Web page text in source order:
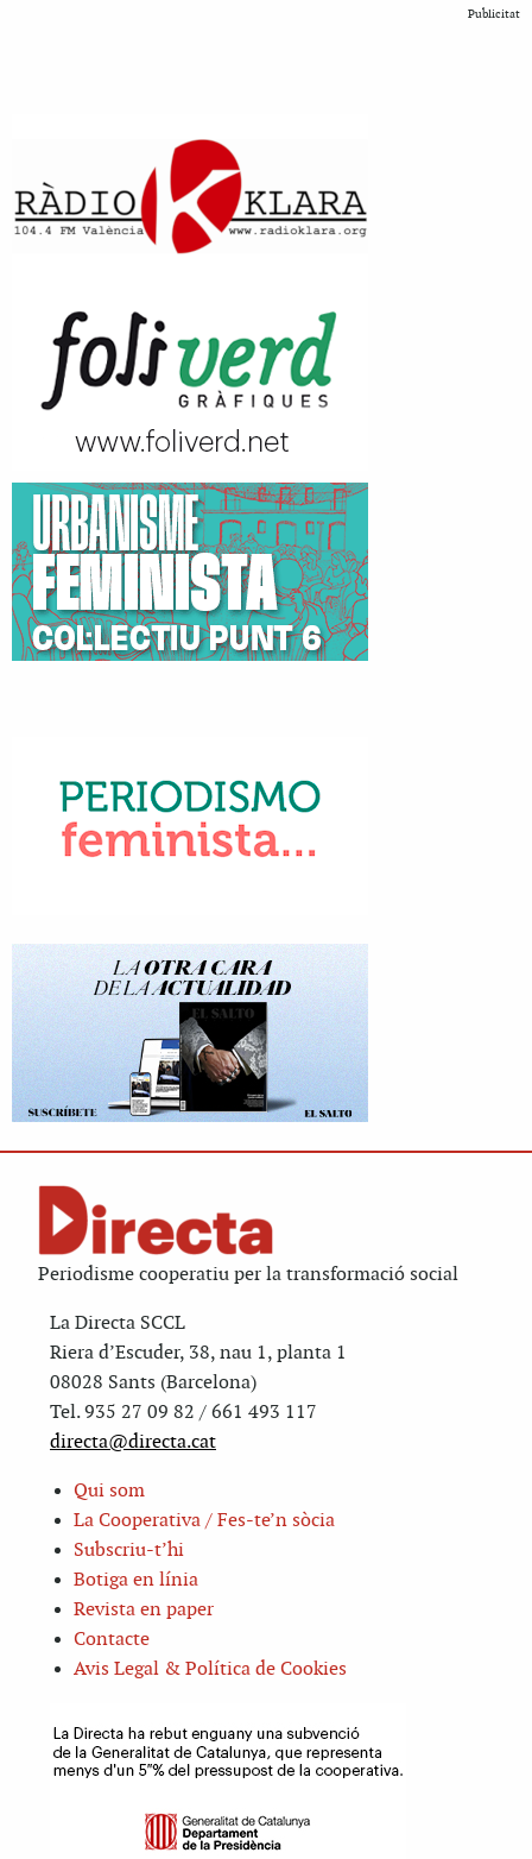
Publicitat
Periodisme cooperatiu per la transformació social
La Directa SCCL
Riera d’Escuder, 38, nau 1, planta 1
08028 Sants (Barcelona)
Tel. 935 27 09 82 / 661 493 117
directa@directa.cat
Qui som
La Cooperativa / Fes-te’n sòcia
Subscriu-t’hi
Botiga en línia
Revista en paper
Contacte
Avis Legal & Política de Cookies